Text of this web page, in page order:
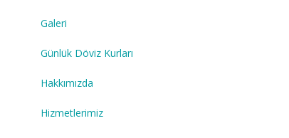
Galeri
Günlük Döviz Kurları
Hakkımızda
Hizmetlerimiz